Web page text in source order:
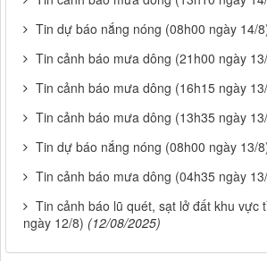
Tin dự báo nắng nóng (08h00 ngày 14/
Tin cảnh báo mưa dông (21h00 ngày
Tin cảnh báo mưa dông (16h15 ngày
Tin cảnh báo mưa dông (13h35 ngày
Tin dự báo nắng nóng (08h00 ngày 13/
Tin cảnh báo mưa dông (04h35 ngày
Tin cảnh báo lũ quét, sạt lở đất khu vực
ngày 12/8) (12/08/2025)